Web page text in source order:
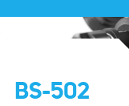
BS-502